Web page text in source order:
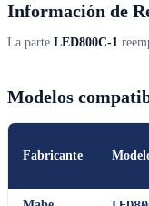
Información de
La parte LED800C-1
Modelos
Fabricante